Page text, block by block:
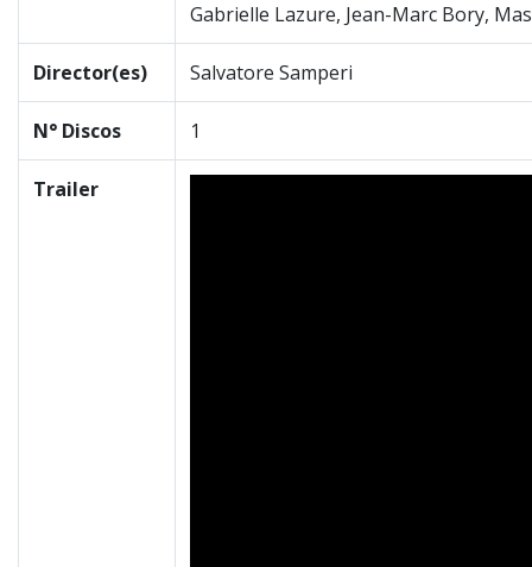
Gabrielle Lazure, Jean-Marc Bory,
Director(es) Salvatore Samperi
N° Discos 1
Trailer